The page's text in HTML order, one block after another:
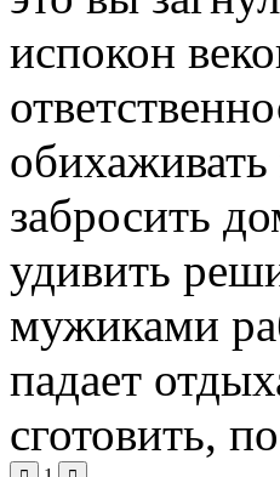
испокон
забросить
удивить
мужиками
падает
сготовить,